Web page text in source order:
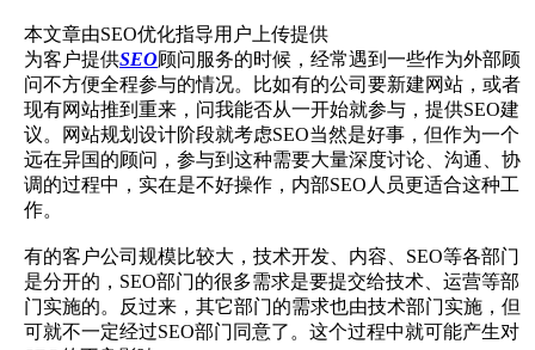
本文章由SEO优化指导用户上传提供
为客户提供SEO顾问服务的时候，经常遇到一些作为外部顾
问不方便全程参与的情况。比如有的公司要新建网站，或者
现有网站推到重来，问我能否从一开始就参与，提供SEO建
议。网站规划设计阶段就考虑SEO当然是好事，但作为一个
远在异国的顾问，参与到这种需要大量深度讨论、沟通、协
调的过程中，实在是不好操作，内部SEO人员更适合这种工
作。
有的客户公司规模比较大，技术开发、内容、SEO等各部门
是分开的，SEO部门的很多需求是要提交给技术、运营等部
门实施的。反过来，其它部门的需求也由技术部门实施，但
可就不一定经过SEO部门同意了。这个过程中就可能产生对